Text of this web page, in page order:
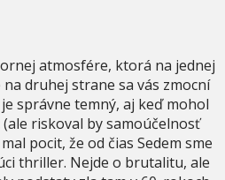
atmosfére, ktorá na jednej
druhej strane sa vás zmocní
správne temný, aj keď mohol
riskoval by samoúčelnosť
pocit, že od čias Sedem sme
thriller. Nejde o brutalitu, ale